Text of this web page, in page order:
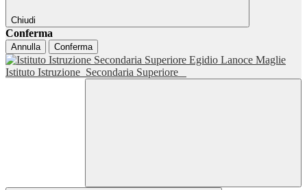
Chiudi
Conferma
Annulla Conferma
Istituto Istruzione Secondaria Superiore